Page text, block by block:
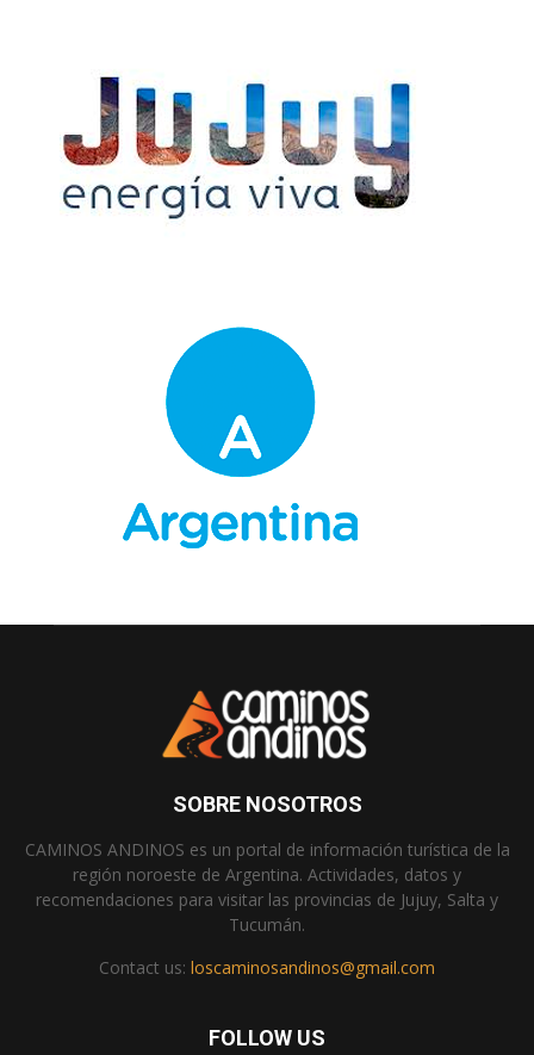
SOBRE NOSOTROS
CAMINOS ANDINOS es un portal de información turística de la
región noroeste de Argentina. Actividades, datos y
recomendaciones para visitar las provincias de Jujuy, Salta y
Tucumán.
Contact us: loscaminosandinos@gmail.com
FOLLOW US